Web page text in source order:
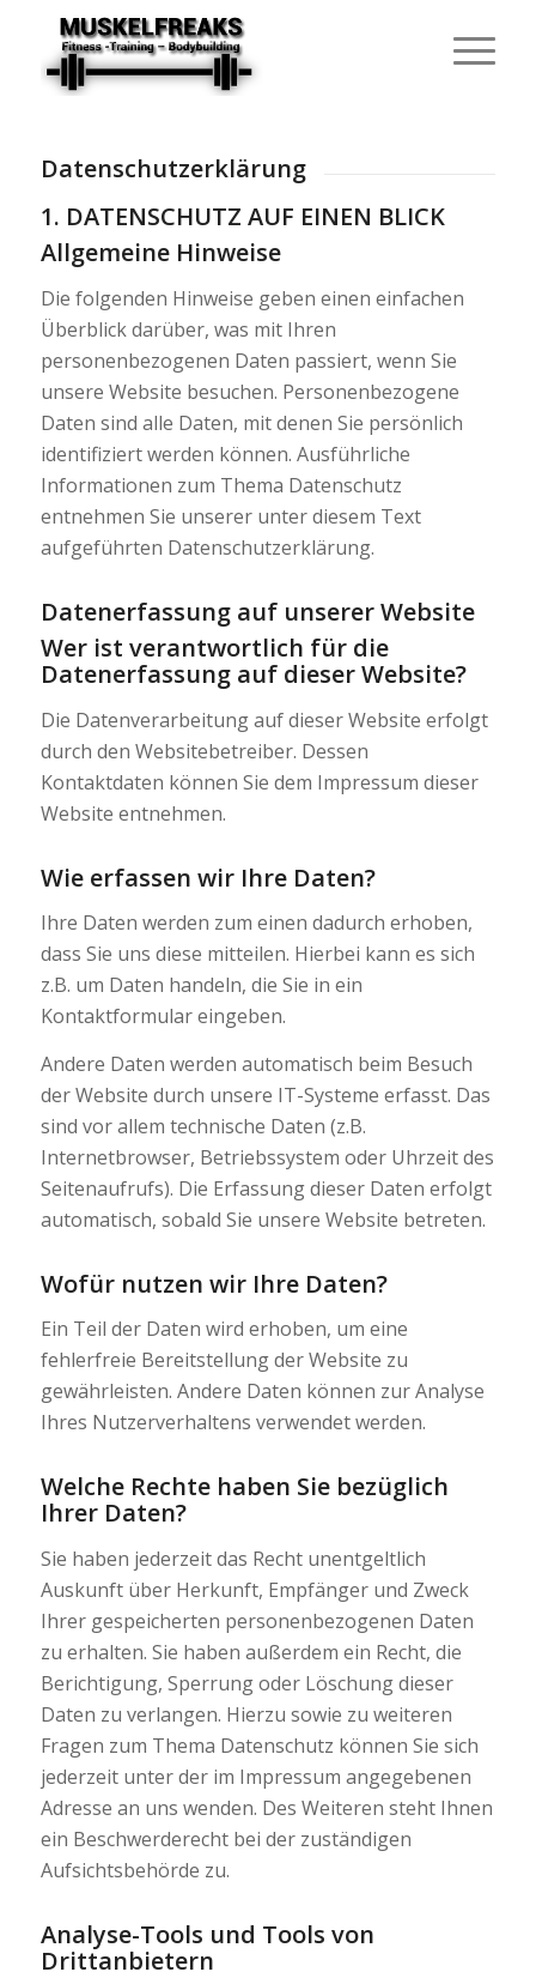
Datenschutzerklärung
1. DATENSCHUTZ AUF EINEN BLICK
Allgemeine Hinweise
Die folgenden Hinweise geben einen einfachen
Überblick darüber, was mit Ihren
personenbezogenen Daten passiert, wenn Sie
unsere Website besuchen. Personenbezogene
Daten sind alle Daten, mit denen Sie persönlich
identifiziert werden können. Ausführliche
Informationen zum Thema Datenschutz
entnehmen Sie unserer unter diesem Text
aufgeführten Datenschutzerklärung.
Datenerfassung auf unserer Website
Wer ist verantwortlich für die
Datenerfassung auf dieser Website?
Die Datenverarbeitung auf dieser Website erfolgt
durch den Websitebetreiber. Dessen
Kontaktdaten können Sie dem Impressum dieser
Website entnehmen.
Wie erfassen wir Ihre Daten?
Ihre Daten werden zum einen dadurch erhoben,
dass Sie uns diese mitteilen. Hierbei kann es sich
z.B. um Daten handeln, die Sie in ein
Kontaktformular eingeben.
Andere Daten werden automatisch beim Besuch
der Website durch unsere IT-Systeme erfasst. Das
sind vor allem technische Daten (z.B.
Internetbrowser, Betriebssystem oder Uhrzeit des
Seitenaufrufs). Die Erfassung dieser Daten erfolgt
automatisch, sobald Sie unsere Website betreten.
Wofür nutzen wir Ihre Daten?
Ein Teil der Daten wird erhoben, um eine
fehlerfreie Bereitstellung der Website zu
gewährleisten. Andere Daten können zur Analyse
Ihres Nutzerverhaltens verwendet werden.
Welche Rechte haben Sie bezüglich
Ihrer Daten?
Sie haben jederzeit das Recht unentgeltlich
Auskunft über Herkunft, Empfänger und Zweck
Ihrer gespeicherten personenbezogenen Daten
zu erhalten. Sie haben außerdem ein Recht, die
Berichtigung, Sperrung oder Löschung dieser
Daten zu verlangen. Hierzu sowie zu weiteren
Fragen zum Thema Datenschutz können Sie sich
jederzeit unter der im Impressum angegebenen
Adresse an uns wenden. Des Weiteren steht Ihnen
ein Beschwerderecht bei der zuständigen
Aufsichtsbehörde zu.
Analyse-Tools und Tools von
Drittanbietern